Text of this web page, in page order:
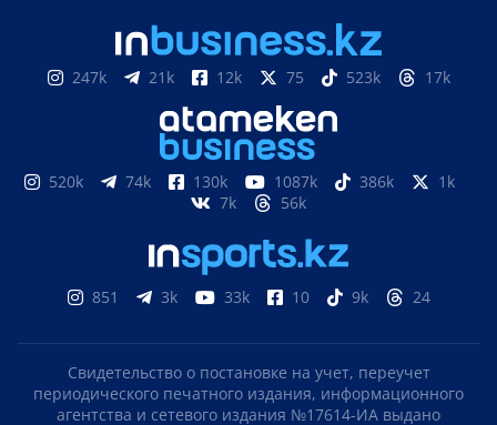
247k 21k 12k 75 523k 17k
520k 74k 130k 1087k 386k
1k
7k
56k
851 3k 33k 10 9k 24
Свидетельство о постановке на учет, переучет
периодического печатного издания, информационного
агентства и сетевого издания №17614-ИА выдано